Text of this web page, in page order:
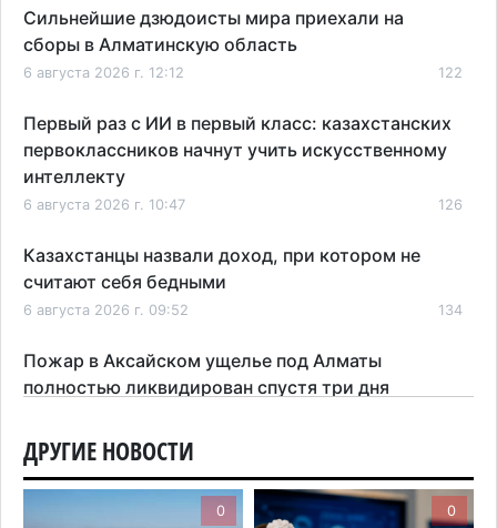
Сильнейшие дзюдоисты мира приехали на
сборы в Алматинскую область
6 августа 2026 г. 12:12 122
Первый раз с ИИ в первый класс: казахстанских
первоклассников начнут учить искусственному
интеллекту
6 августа 2026 г. 10:47 126
Казахстанцы назвали доход, при котором не
считают себя бедными
6 августа 2026 г. 09:52 134
Пожар в Аксайском ущелье под Алматы
полностью ликвидирован спустя три дня
Минэкологии опровергло фото тигра возле села
в Алматинской области
180
ДРУГИЕ НОВОСТИ
0 0